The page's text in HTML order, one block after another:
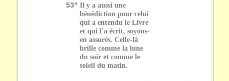
53" Il y a aussi une
bénédiction pour celui
qui a entendu le Livre
et qui l'a écrit, soyons-
en assurés. Celle-là
brille comme la lune
du soir et comme le
soleil du matin.